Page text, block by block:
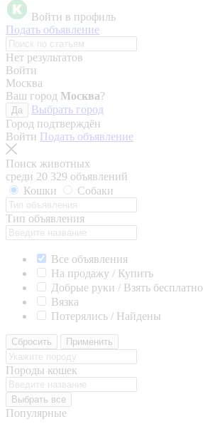
Войти в профиль
Подать объявление
Нет результатов
Войти
Москва
Ваш город Москва?
Да
Выбрать город
Город подтверждён
Войти Подать объявление
Поиск животных
среди 20 329 объявлений
Кошки
Собаки
Тип объявления
Все объявления
На продажу / Купить
Добрые руки / Взять бесплатно
Вязка
Потерялись / Найдены
Сбросить Применить
Породы кошек
Выбрать все
Популярные